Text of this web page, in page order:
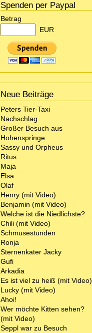
Spenden per Paypal
Betrag
EUR
Neue Beiträge
Peters Tier-Taxi
Nachschlag
Großer Besuch aus
Hohenspringe
Sassy und Orpheus
Ritus
Maja
Elsa
Olaf
Henry (mit Video)
Benjamin (mit Video)
Welche ist die Niedlichste?
Chili (mit Video)
Schmusestunden
Ronja
Sternenkater Jacky
Gufi
Arkadia
Es ist viel zu heiß (mit Video)
Lucky (mit Video)
Ahoi!
Wer möchte Kitten sehen?
(mit Video)
Seppl war zu Besuch